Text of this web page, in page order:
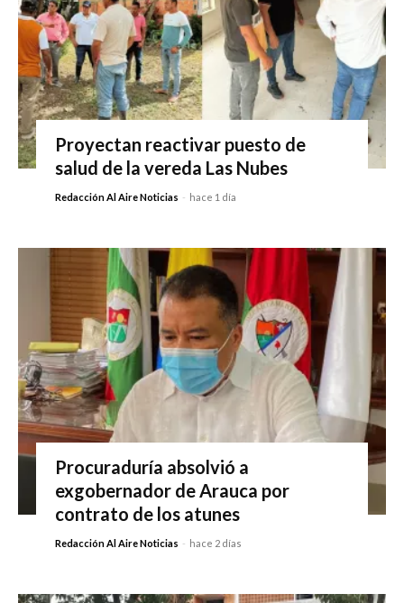
Proyectan reactivar puesto de
salud de la vereda Las Nubes
Redacción Al Aire Noticias - hace 1 día
Procuraduría absolvió a
exgobernador de Arauca por
contrato de los atunes
Redacción Al Aire Noticias - hace 2 días